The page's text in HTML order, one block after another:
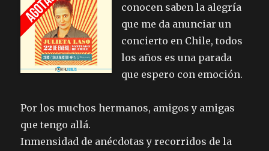
conocen saben la alegría
que me da anunciar un
concierto en Chile, todos
los años es una parada
que espero con emoción.
Por los muchos hermanos, amigos y amigas
que tengo allá.
Inmensidad de anécdotas y recorridos de la